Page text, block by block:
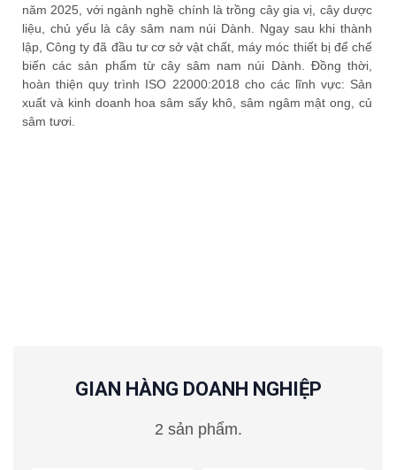
năm 2025
với ngành nghề chính là trồng cây gia vị, cây dược
liệu, chủ yếu là cây sâm nam núi Dành
Ngay sau khi thành
lập, Công ty đã đầu tư cơ sở vật chất, máy móc thiết bị để chế
biến các sản phẩm từ cây sâm nam núi Dành. Đồng thời,
hoàn thiện quy trình ISO 22000:2018 cho các lĩnh vực: Sản
xuất và kinh doanh hoa sâm sấy khô, sâm ngâm mật ong, củ
sâm tươi.
GIAN HÀNG DOANH NGHIỆP
2 sản phẩm.